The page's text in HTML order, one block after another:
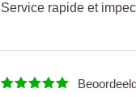
Service rapide et